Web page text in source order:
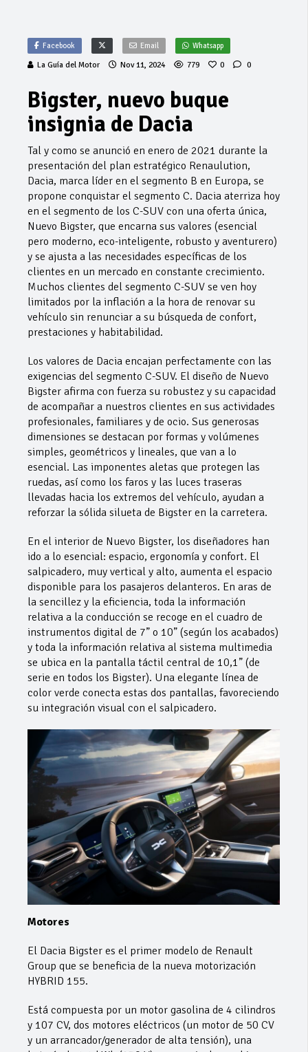
Facebook Email Whatsapp
La Guía del Motor Nov 11, 2024 779 0 0
Bigster, nuevo buque
insignia de Dacia
Tal y como se anunció en enero de 2021 durante la
presentación del plan estratégico Renaulution,
Dacia, marca líder en el segmento B en Europa, se
propone conquistar el segmento C. Dacia aterriza hoy
en el segmento de los C-SUV con una oferta única,
Nuevo Bigster, que encarna sus valores (esencial
pero moderno, eco-inteligente, robusto y aventurero)
y se ajusta a las necesidades específicas de los
clientes en un mercado en constante crecimiento.
Muchos clientes del segmento C-SUV se ven hoy
limitados por la inflación a la hora de renovar su
vehículo sin renunciar a su búsqueda de confort,
prestaciones y habitabilidad.
Los valores de Dacia encajan perfectamente con las
exigencias del segmento C-SUV. El diseño de Nuevo
Bigster afirma con fuerza su robustez y su capacidad
de acompañar a nuestros clientes en sus actividades
profesionales, familiares y de ocio. Sus generosas
dimensiones se destacan por formas y volúmenes
simples, geométricos y lineales, que van a lo
esencial. Las imponentes aletas que protegen las
ruedas, así como los faros y las luces traseras
llevadas hacia los extremos del vehículo, ayudan a
reforzar la sólida silueta de Bigster en la carretera.
En el interior de Nuevo Bigster, los diseñadores han
ido a lo esencial: espacio, ergonomía y confort. El
salpicadero, muy vertical y alto, aumenta el espacio
disponible para los pasajeros delanteros. En aras de
la sencillez y la eficiencia, toda la información
relativa a la conducción se recoge en el cuadro de
instrumentos digital de 7” o 10” (según los acabados)
y toda la información relativa al sistema multimedia
se ubica en la pantalla táctil central de 10,1” (de
serie en todos los Bigster). Una elegante línea de
color verde conecta estas dos pantallas, favoreciendo
su integración visual con el salpicadero.
Motores
El Dacia Bigster es el primer modelo de Renault
Group que se beneficia de la nueva motorización
HYBRID 155.
Está compuesta por un motor gasolina de 4 cilindros
y 107 CV, dos motores eléctricos (un motor de 50 CV
y ​​un arrancador/generador de alta tensión), una